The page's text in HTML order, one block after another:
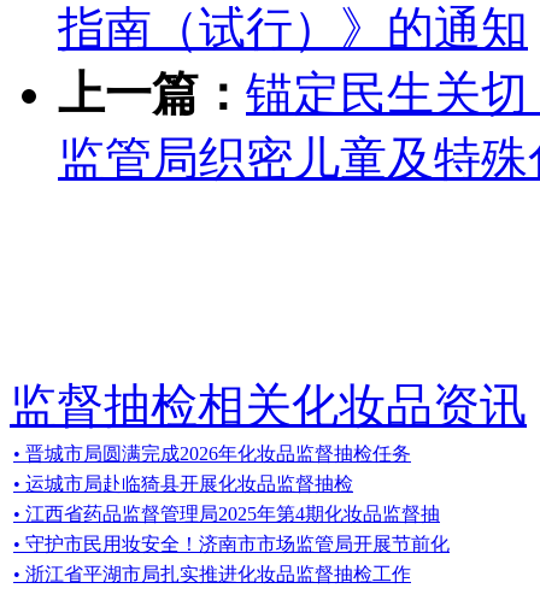
指南（试行）》的通知
上一篇： 锚定民生关
监管局织密儿童及特
监督抽检相关化妆品资讯
• 晋城市局圆满完成2026年化妆品监督抽检任务
• 运城市局赴临猗县开展化妆品监督抽检
• 江西省药品监督管理局2025年第4期化妆品监督抽
• 守护市民用妆安全！济南市市场监管局开展节前化
• 浙江省平湖市局扎实推进化妆品监督抽检工作